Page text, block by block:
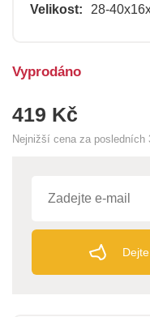
Velikost: 28-
419 Kč
Nejnižší cena za posledních
Vyprodáno